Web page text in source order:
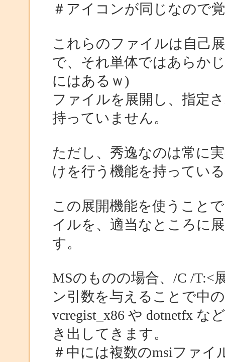
＃アイコンが同じなので
これらのファイルは自己
で、それ単体ではあらか
にはあるｗ)
ファイルを展開し、指定
持っていません。
ただし、秀逸なのは常に
けを行う機能を持ってい
この展開機能を使うこと
イルを、適当なところに
す。
MSのものの場合、/C /T:<
ン引数を与えることで中
vcregist_x86 や dotnetfx な
き出してきます。
＃中には複数のmsiファ